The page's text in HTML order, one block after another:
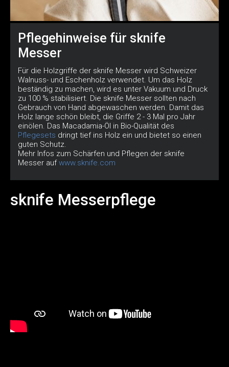
Pflegehinweise für sknife
Messer
Für die Holzgriffe der sknife Messer wird Schweizer
Walnuss- und Eschenholz verwendet. Um das Holz
beständig zu machen, wird es unter Vakuum und Druck
zu 100 % stabilisiert. Die sknife Messer sollten nach
Gebrauch von Hand abgewaschen werden. Damit das
Holz lange schön bleibt, die Griffe 2 - 3 Mal pro Jahr
einölen. Das Macadamia-Öl in Bio-Qualität des
Pflegesets dringt tief ins Holz ein und bietet so einen
guten Schutz.
Mehr Infos zum Schärfen und Pflegen der sknife
Messer aufwww.sknife.com
sknife Messerpflege